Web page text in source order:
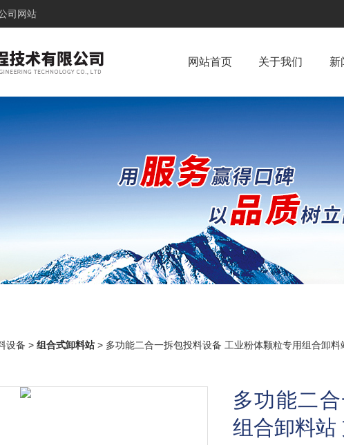
司网站
网站首页 关于我们 新
设备 > 组合式卸料站 > 多功能二合一拆包投料设备 工业粉体颗粒专用组合卸料
多功能二
组合卸料站